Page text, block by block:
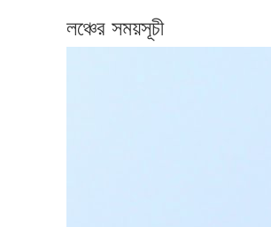
লঞ্চের সময়সূচী